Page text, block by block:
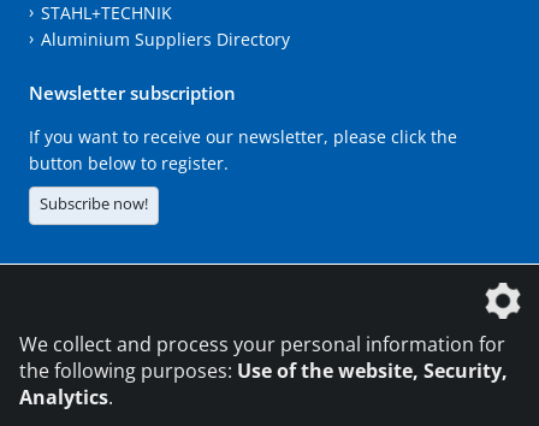
STAHL+TECHNIK
Aluminium Suppliers Directory
Newsletter subscription
If you want to receive our newsletter, please click the
button below to register.
Subscribe now!
We collect and process your personal information for
the following purposes: Use of the website, Security,
Analytics.